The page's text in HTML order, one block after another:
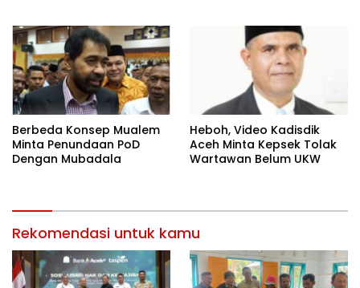
Berbeda Konsep Mualem
Minta Penundaan PoD
Dengan Mubadala
Heboh, Video Kadisdik
Aceh Minta Kepsek Tolak
Wartawan Belum UKW
Rekomendasi untuk kamu